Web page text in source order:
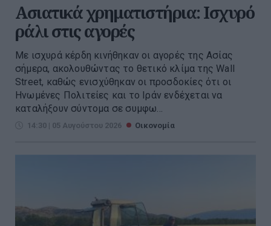
Ασιατικά χρηματιστήρια: Ισχυρό
ράλι στις αγορές
Με ισχυρά κέρδη κινήθηκαν οι αγορές της Ασίας
σήμερα, ακολουθώντας το θετικό κλίμα της Wall
Street, καθώς ενισχύθηκαν οι προσδοκίες ότι οι
Ηνωμένες Πολιτείες και το Ιράν ενδέχεται να
καταλήξουν σύντομα σε συμφω...
14:30 | 05 Αυγούστου 2026 Οικονομία